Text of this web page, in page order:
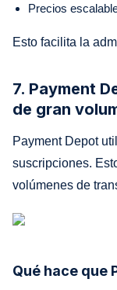
Precios
Esto facilita la
7. Payment
de gran
Payment Depot
suscripciones.
volúmenes de
Qué hace que